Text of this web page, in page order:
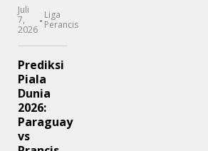
Juli
7,
2026
- Liga
Perancis
Prediksi
Piala
Dunia
2026:
Paraguay
vs